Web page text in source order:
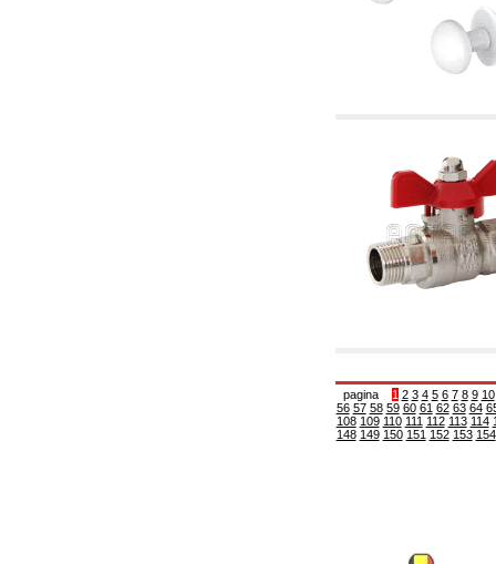
pagina 1 2 3 4 5 6 7 8 9 10
56 57 58 59 60 61 62 63 64
108 109 110 111 112 113 114
148 149 150 151 152 153 154